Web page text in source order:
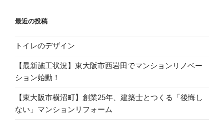
最近の投稿
トイレのデザイン
【最新施工状況】東大阪市西岩田でマンションリノベー
ション始動！
【東大阪市横沼町】創業25年、建築士とつくる「後悔し
ない」マンションリフォーム